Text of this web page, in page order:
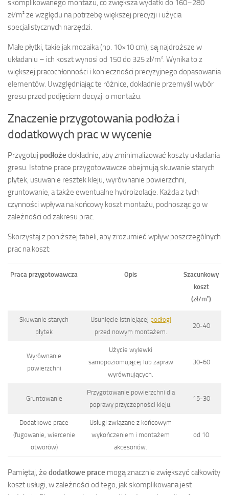
skomplikowanego montażu, co zwiększa wydatki do 160–280
zł/m² ze względu na potrzebę większej precyzji i użycia
specjalistycznych narzędzi.
Małe płytki, takie jak mozaika (np. 10×10 cm), są najdroższe w
układaniu – ich koszt wynosi od 150 do 325 zł/m². Wynika to z
większej pracochłonności i konieczności precyzyjnego dopasowania
elementów. Uwzględniając te różnice, dokładnie przemyśl wybór
gresu przed podjęciem decyzji o montażu.
Znaczenie przygotowania podłoża i
dodatkowych prac w wycenie
Przygotuj podłoże dokładnie, aby zminimalizować koszty układania
gresu. Istotne prace przygotowawcze obejmują skuwanie starych
płytek, usuwanie resztek kleju, wyrównanie powierzchni,
gruntowanie, a także ewentualne hydroizolacje. Każda z tych
czynności wpływa na końcowy koszt montażu, podnosząc go w
zależności od zakresu prac.
Skorzystaj z poniższej tabeli, aby zrozumieć wpływ poszczególnych
prac na koszt:
Praca przygotowawcza Opis
Szacunkowy
koszt
(zł/m²)
Skuwanie starych
płytek
Usunięcie istniejącej podłogi
przed nowym montażem.
20-40
Wyrównanie
powierzchni
Użycie wylewki
samopoziomującej lub zapraw
wyrównujących.
30-60
Gruntowanie
Przygotowanie powierzchni dla
poprawy przyczepności kleju.
15-30
Dodatkowe prace
(fugowanie, wiercenie
otworów)
Usługi związane z końcowym
wykończeniem i montażem
akcesoriów.
od 10
Pamiętaj, że dodatkowe prace mogą znacznie zwiększyć całkowity
koszt usługi, w zależności od tego, jak skomplikowana jest